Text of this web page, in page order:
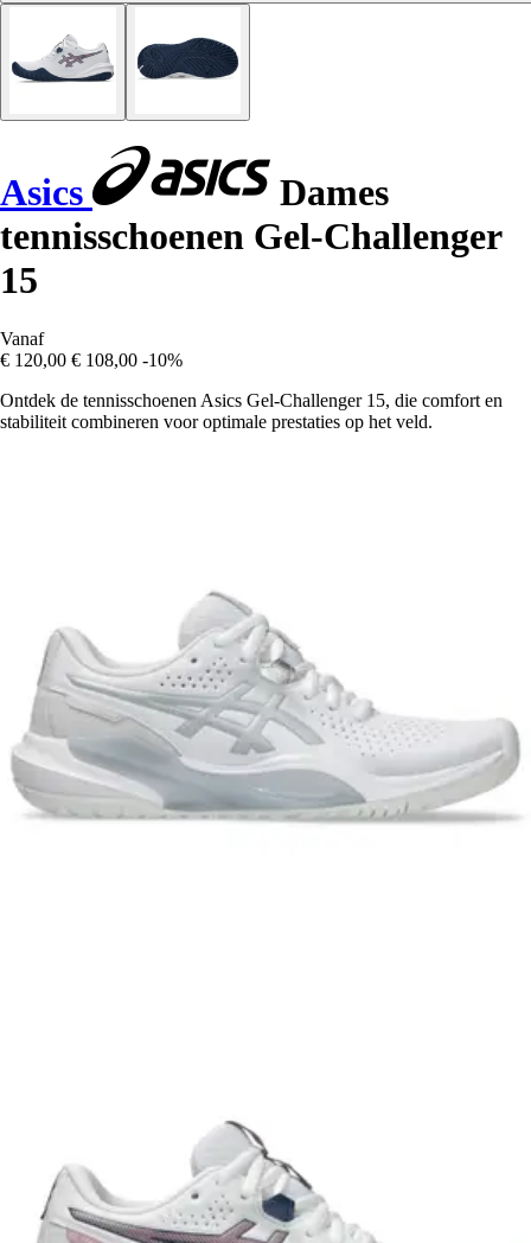
Asics
Dames
tennisschoenen Gel-Challenger
15
Vanaf
€ 120,00 € 108,00 -10%
Ontdek de tennisschoenen Asics Gel-Challenger 15, die comfort en
stabiliteit combineren voor optimale prestaties op het veld.